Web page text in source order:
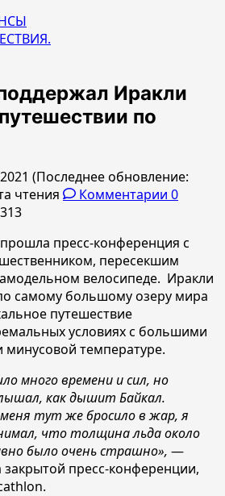
Иракли
по
(Последнее обновление:
чтения Комментарии 0
пресс-конференция с
пересекшим
велосипеде. Иракли
самому большому озеру мира
путешествие
условиях с большими
температуре.
много времени и сил, но
как дышит Байкал.
тут же бросило в жар, я
что толщина льда около
было очень страшно», —
закрытой пресс-конференции,